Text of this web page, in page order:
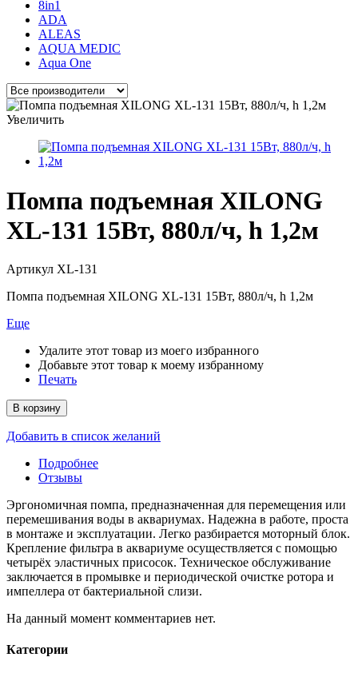
8in1
ADA
ALEAS
AQUA MEDIC
Aqua One
Увеличить
Помпа подъемная XILONG
XL-131 15Вт, 880л/ч, h 1,2м
Артикул XL-131
Помпа подъемная XILONG XL-131 15Вт, 880л/ч, h 1,2м
Еще
Удалите этот товар из моего избранного
Добавьте этот товар к моему избранному
Печать
В корзину
Добавить в список желаний
Подробнее
Отзывы
Эргономичная помпа, предназначенная для перемещения или
перемешивания воды в аквариумах. Надежна в работе, проста
в монтаже и эксплуатации. Легко разбирается моторный блок.
Крепление фильтра в аквариуме осуществляется с помощью
четырёх эластичных присосок. Техническое обслуживание
заключается в промывке и периодической очистке ротора и
импеллера от бактериальной слизи.
На данный момент комментариев нет.
Категории